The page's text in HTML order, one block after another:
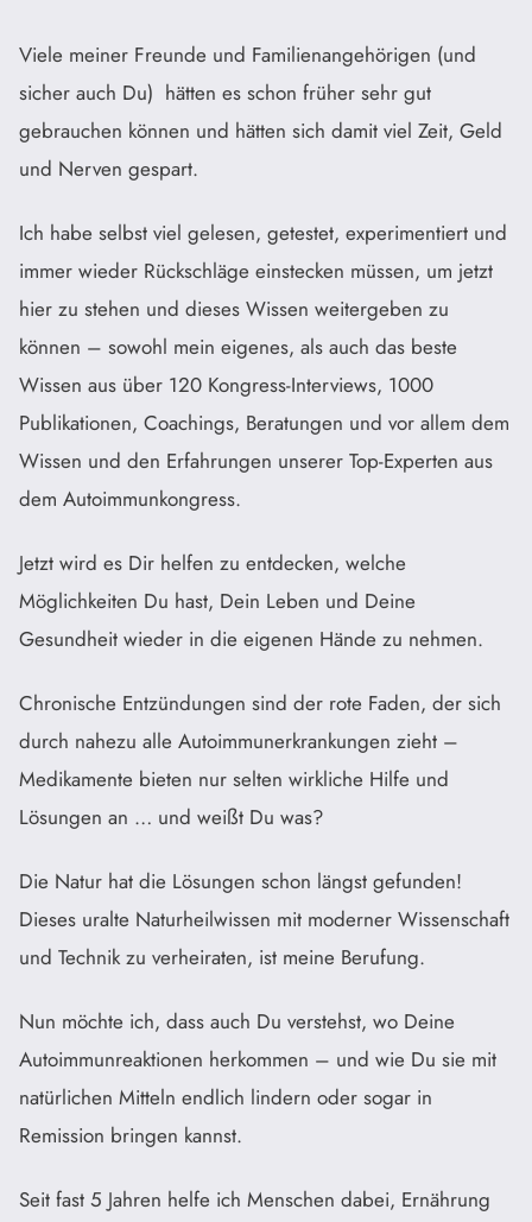
Viele meiner Freunde und Familienangehörigen (und
sicher auch Du) hätten es schon früher sehr gut
gebrauchen können und hätten sich damit viel Zeit, Geld
und Nerven gespart.
Ich habe selbst viel gelesen, getestet, experimentiert und
immer wieder Rückschläge einstecken müssen, um jetzt
hier zu stehen und dieses Wissen weitergeben zu
können – sowohl mein eigenes, als auch das beste
Wissen aus über 120 Kongress-Interviews, 1000
Publikationen, Coachings, Beratungen und vor allem dem
Wissen und den Erfahrungen unserer Top-Experten aus
dem Autoimmunkongress.
Jetzt wird es Dir helfen zu entdecken, welche
Möglichkeiten Du hast, Dein Leben und Deine
Gesundheit wieder in die eigenen Hände zu nehmen.
Chronische Entzündungen sind der rote Faden, der sich
durch nahezu alle Autoimmunerkrankungen zieht –
Medikamente bieten nur selten wirkliche Hilfe und
Lösungen an … und weißt Du was?
Die Natur hat die Lösungen schon längst gefunden!
Dieses uralte Naturheilwissen mit moderner Wissenschaft
und Technik zu verheiraten, ist meine Berufung.
Nun möchte ich, dass auch Du verstehst, wo Deine
Autoimmunreaktionen herkommen – und wie Du sie mit
natürlichen Mitteln endlich lindern oder sogar in
Remission bringen kannst.
Seit fast 5 Jahren helfe ich Menschen dabei, Ernährung